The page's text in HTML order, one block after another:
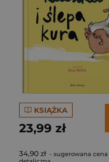
KSIĄŻKA
23,99 zł
34,90 zł - sugerowana cena